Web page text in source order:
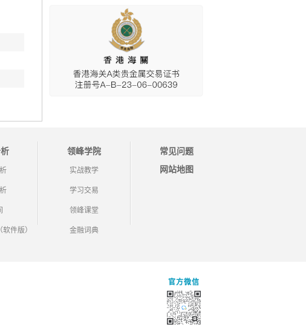
件版）
领峰学院
实战教学
学习交易
领峰课堂
金融词典
常见问题
网站地图
官方微信